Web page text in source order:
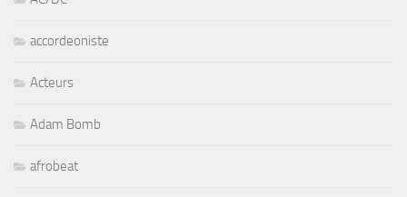
accordeoniste
Acteurs
Adam Bomb
afrobeat